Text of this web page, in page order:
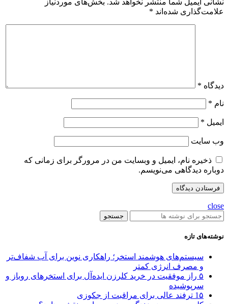
علامت‌گذاری شده‌اند *
دیدگاه *
نام *
ایمیل *
وب‌ سایت
ذخیره نام، ایمیل و وبسایت من در مرورگر برای زمانی که
دوباره دیدگاهی می‌نویسم.
close
جستجو
نوشته‌های تازه
سیستم‌های هوشمند استخر؛ راهکاری نوین برای آب شفاف‌تر
و مصرف انرژی کمتر
۵ راز موفقیت در خرید کلرزن ایده‌آل برای استخرهای روباز و
سرپوشیده
1۵ ترفند عالی برای مراقبت از جکوزی